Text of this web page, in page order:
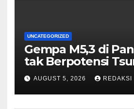
UNCATEGORIZED
Gempa M5,3 di
tak Berpotensi
AUGUST 5, 2026 REDAKSI